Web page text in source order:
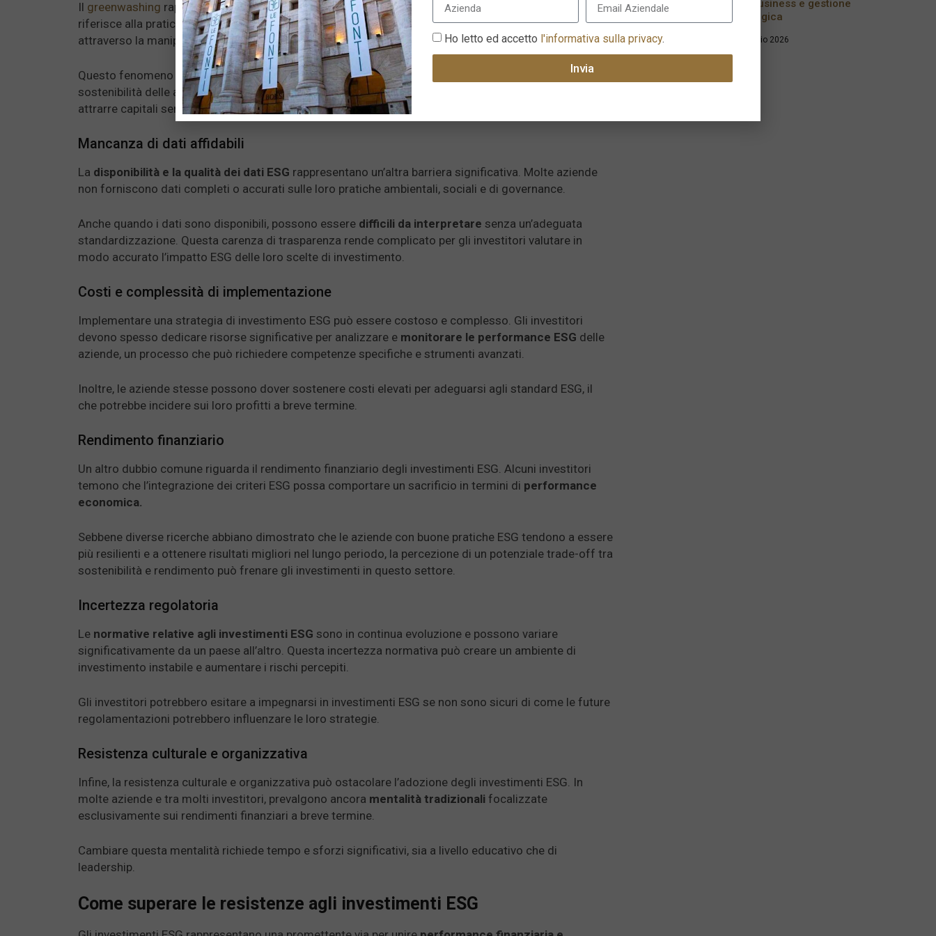
Il greenwashing rappresenta una delle critiche più significative nei confronti degli investimenti ESG. Si
riferisce alla pratica di aziende che cercano di apparire più sostenibili di quanto non siano realmente,
attraverso la manipolazione delle informazioni o ilmarketing ingannevole.
Questo fenomeno mina la fiducia degli investitori, che potrebbero essere scettici riguardo alla reale
sostenibilità delle aziende che si proclamano ESG, temendo che si tratti solo di una strategia per
attrarre capitali senza uneffettivo impegnoverso la sostenibilità.
Mancanza di dati affidabili
La disponibilità e la qualità dei dati ESG rappresentano un’altra barriera significativa. Molte aziende
non forniscono dati completi o accurati sulle loro pratiche ambientali, sociali e di governance.
Anche quando i dati sono disponibili, possono essere difficili da interpretare senza un’adeguata
standardizzazione. Questa carenza di trasparenza rende complicato per gli investitori valutare in
modo accurato l’impatto ESG delle loro scelte di investimento.
Costi e complessità di implementazione
Implementare una strategia di investimento ESG può essere costoso e complesso. Gli investitori
devono spesso dedicare risorse significative per analizzare e monitorare le performance ESG delle
aziende, un processo che può richiedere competenze specifiche e strumenti avanzati.
Inoltre, le aziende stesse possono dover sostenere costi elevati per adeguarsi agli standard ESG, il
che potrebbe incidere sui loro profitti a breve termine.
Rendimento finanziario
Un altro dubbio comune riguarda il rendimento finanziario degli investimenti ESG. Alcuni investitori
temono che l’integrazione dei criteri ESG possa comportare un sacrificio in termini di performance
economica.
Sebbene diverse ricerche abbiano dimostrato che le aziende con buone pratiche ESG tendono a essere
più resilienti e a ottenere risultati migliori nel lungo periodo, la percezione di un potenziale trade-off tra
sostenibilità e rendimento può frenare gli investimenti in questo settore.
Incertezza regolatoria
Le normative relative agli investimenti ESG sono in continua evoluzione e possono variare
significativamente da un paese all’altro. Questa incertezza normativa può creare un ambiente di
investimento instabile e aumentare i rischi percepiti.
Gli investitori potrebbero esitare a impegnarsi in investimenti ESG se non sono sicuri di come le future
regolamentazioni potrebbero influenzare le loro strategie.
Resistenza culturale e organizzativa
Infine, la resistenza culturale e organizzativa può ostacolare l’adozione degli investimenti ESG. In
molte aziende e tra molti investitori, prevalgono ancora mentalità tradizionali focalizzate
esclusivamente sui rendimenti finanziari a breve termine.
Cambiare questa mentalità richiede tempo e sforzi significativi, sia a livello educativo che di
leadership.
Come superare le resistenze agli investimenti ESG
agribusiness e gestione
strategica
8 Maggio 2026
Ho letto ed accetto l'informativa sulla privacy.
Invia